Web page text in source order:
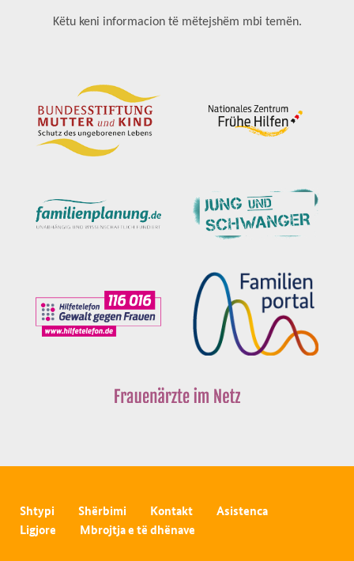
Këtu keni informacion të mëtejshëm mbi temën.
Shtypi Shërbimi Kontakt
Asistenca
Ligjore
Mbrojtja e të dhënave